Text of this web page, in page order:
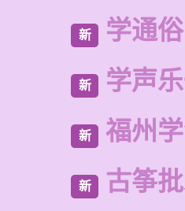
新 学通
新 学声
新 福州
新 古筝